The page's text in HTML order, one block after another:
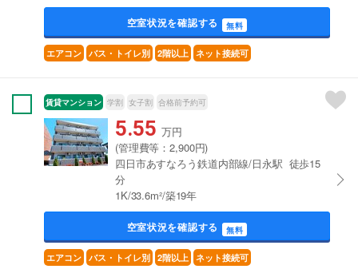
空室状況を確認する 無料
エアコン バス・トイレ別 2階以上 ネット接続可
賃貸マンション 学割 女子割 合格前予約可
5.55 万円
(管理費等：2,900円)
四日市あすなろう鉄道内部線/日永駅 徒歩15
分
1K/33.6m²/築19年
空室状況を確認する 無料
エアコン バス・トイレ別 2階以上 ネット接続可